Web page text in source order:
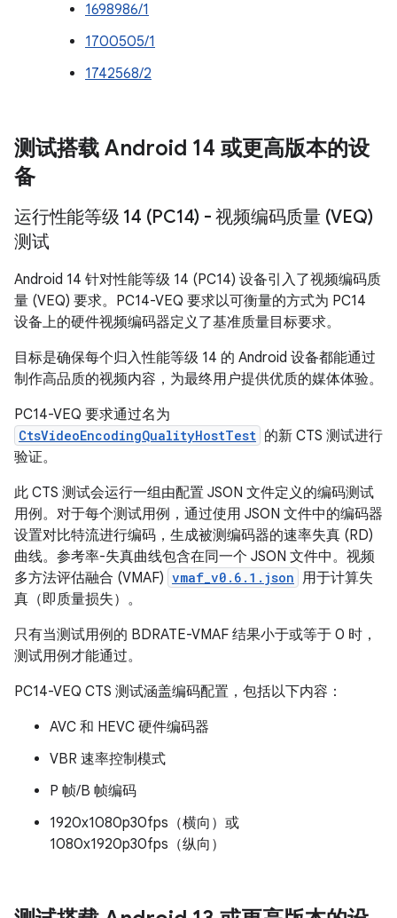
1698986/1
1700505/1
1742568/2
测试搭载 Android 14 或更高版本的设
备
运行性能等级 14 (PC14) - 视频编码质量 (VEQ)
测试
Android 14 针对性能等级 14 (PC14) 设备引入了视频编码质
量 (VEQ) 要求。PC14-VEQ 要求以可衡量的方式为 PC14
设备上的硬件视频编码器定义了基准质量目标要求。
目标是确保每个归入性能等级 14 的 Android 设备都能通过
制作高品质的视频内容，为最终用户提供优质的媒体体验。
PC14-VEQ 要求通过名为
CtsVideoEncodingQualityHostTest 的新 CTS 测试进行
验证。
此 CTS 测试会运行一组由配置 JSON 文件定义的编码测试
用例。对于每个测试用例，通过使用 JSON 文件中的编码器
设置对比特流进行编码，生成被测编码器的速率失真 (RD)
曲线。参考率-失真曲线包含在同一个 JSON 文件中。视频
多方法评估融合 (VMAF) vmaf_v0.6.1.json 用于计算失
真（即质量损失）。
只有当测试用例的 BDRATE-VMAF 结果小于或等于 0 时，
测试用例才能通过。
PC14-VEQ CTS 测试涵盖编码配置，包括以下内容：
AVC 和 HEVC 硬件编码器
VBR 速率控制模式
P 帧/B 帧编码
1920x1080p30fps（横向）或
1080x1920p30fps（纵向）